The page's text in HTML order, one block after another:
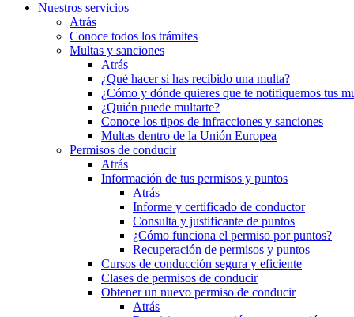
Nuestros servicios
Atrás
Conoce todos los trámites
Multas y sanciones
Atrás
¿Qué hacer si has recibido una multa?
¿Cómo y dónde quieres que te notifiquemos tus
¿Quién puede multarte?
Conoce los tipos de infracciones y sanciones
Multas dentro de la Unión Europea
Permisos de conducir
Atrás
Información de tus permisos y puntos
Atrás
Informe y certificado de conductor
Consulta y justificante de puntos
¿Cómo funciona el permiso por puntos?
Recuperación de permisos y puntos
Cursos de conducción segura y eficiente
Clases de permisos de conducir
Obtener un nuevo permiso de conducir
Atrás